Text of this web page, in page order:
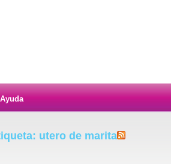
Ayuda
utero de marita